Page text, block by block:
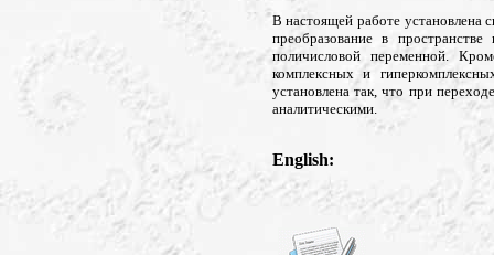
В настоящей работе
преобразование в
поличисловой переменной.
комплексных и
установлена так, что при
аналитическими.
English: